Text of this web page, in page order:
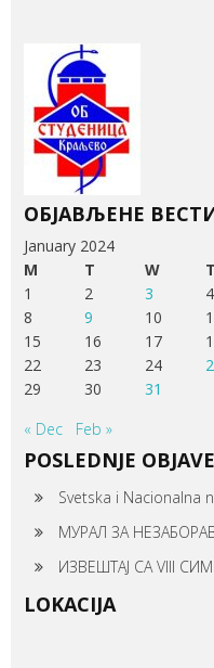
ОБЈАВЉЕНЕ
January 2024
M
T W T
1
2 3 4
8
9 10
15
16 17
22
23 24
29
30
31
« Dec
Feb »
POSLEDNJE OBJAVE
Svetska i Nacionalna
МУРАЛ ЗА
ИЗВЕШТАЈ СА VIII
LOKACIJA